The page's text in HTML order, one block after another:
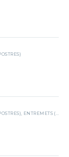
ENTREMETS (POSTRES)